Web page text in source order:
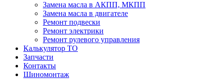
Замена масла в АКПП, МКПП
Замена масла в двигателе
Ремонт подвески
Ремонт электрики
Ремонт рулевого управления
Калькулятор ТО
Запчасти
Контакты
Шиномонтаж